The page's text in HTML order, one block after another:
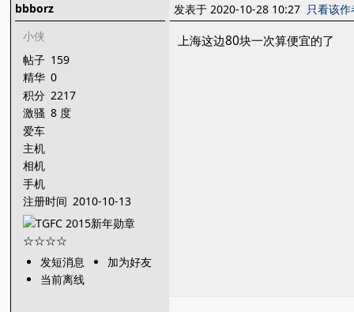
bbborz
小侠
帖子 159
精华 0
积分 2217
激骚 8 度
爱车
主机
相机
手机
注册时间 2010-10-13
发短消息
加为好友
当前离线
发表于 2020-10-28 10:27 只看该作
上海这边80块一次算便宜的了